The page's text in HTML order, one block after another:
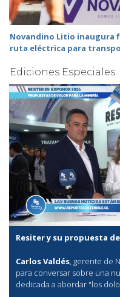
Novandino Litio inaugura
ruta eléctrica para
Ediciones Especiales
Resiter y su propuesta
Carlos Valdés, gerente de
para conversar sobre una
dedicada a abordar "los